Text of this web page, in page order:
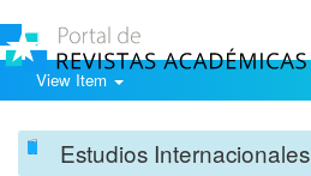
View Item
Estudios Internacionales